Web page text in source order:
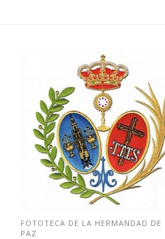
FOTOTECA DE LA HERMANDAD DE
PAZ